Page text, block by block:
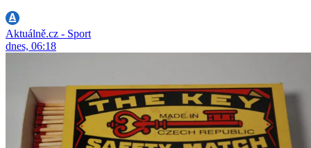
Aktuálně.cz - Sport
dnes, 06:18